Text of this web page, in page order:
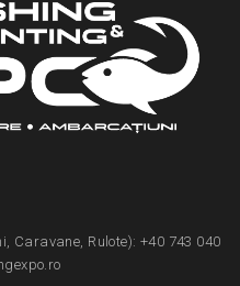
Caravane, Rulote): +40 743 040